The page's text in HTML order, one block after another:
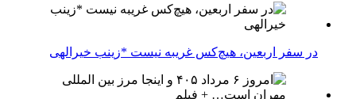
در سفر اربعین، هیچ‌کس غریبه نیست *زینب خیرالهی